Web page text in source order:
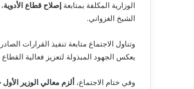
الوزارية المكلفة بمتابعة إصلاح قطاع الأدوية
الشيخ الغزواني.
وتناول الاجتماع متابعة تنفيذ القرارات
يعكس الجهود المبذولة لتعزيز فعالية
وفي ختام الاجتماع، ألزم معالي الوزير